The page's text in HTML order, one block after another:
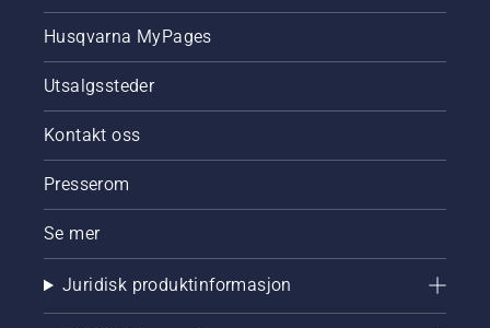
Husqvarna MyPages
Utsalgssteder
Kontakt oss
Presserom
Se mer
Juridisk produktinformasjon